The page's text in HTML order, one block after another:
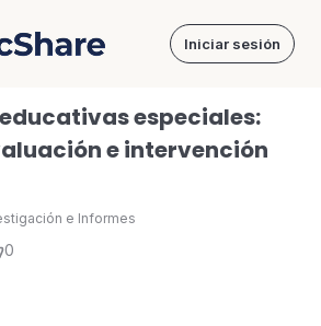
DocShare Iniciar sesión
especiales:
e intervención
e Informes
0